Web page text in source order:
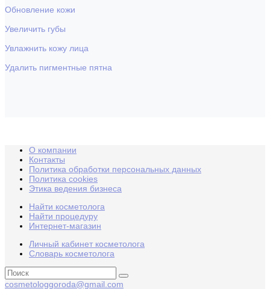
Обновление кожи
Увеличить губы
Увлажнить кожу лица
Удалить пигментные пятна
О компании
Контакты
Политика обработки персональных данных
Политика cookies
Этика ведения бизнеса
Найти косметолога
Найти процедуру
Интернет-магазин
Личный кабинет косметолога
Словарь косметолога
cosmetologgoroda@gmail.com